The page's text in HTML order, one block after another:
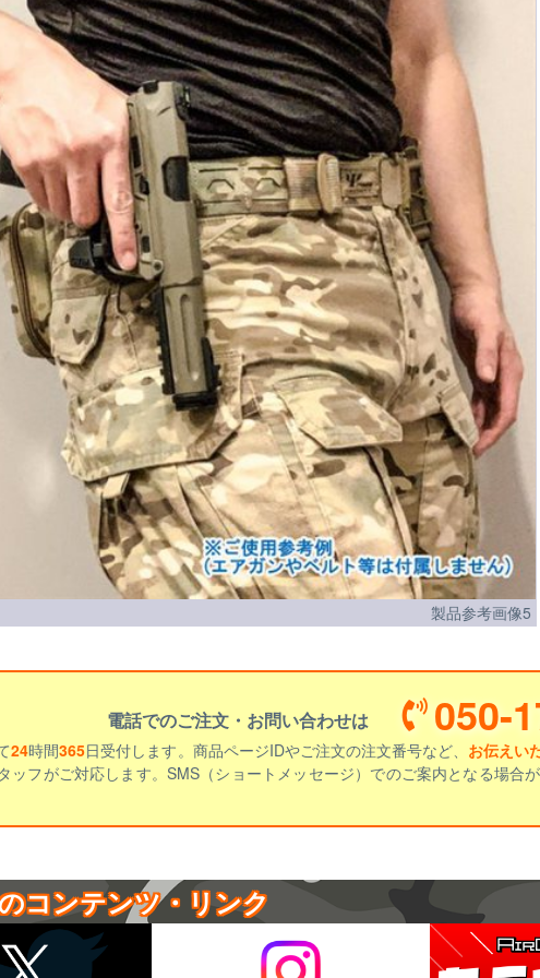
製品参考画像5
電話でのご注文・お問い合わせは 050-
24時間365日受付します。商品ページIDやご注文の注文番号など、 お伝えい
ッフがご対応します。SMS（ショートメッセージ）でのご案内となる場合
コンテンツ・リンク